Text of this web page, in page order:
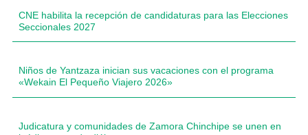
CNE habilita la recepción de candidaturas para las Elecciones
Seccionales 2027
Niños de Yantzaza inician sus vacaciones con el programa
«Wekain El Pequeño Viajero 2026»
Judicatura y comunidades de Zamora Chinchipe se unen en